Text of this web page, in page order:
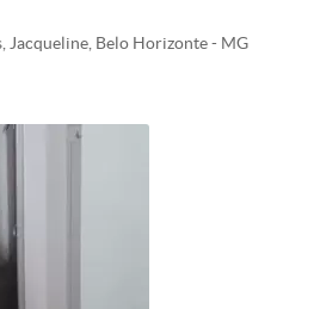
Jacqueline, Belo Horizonte - MG